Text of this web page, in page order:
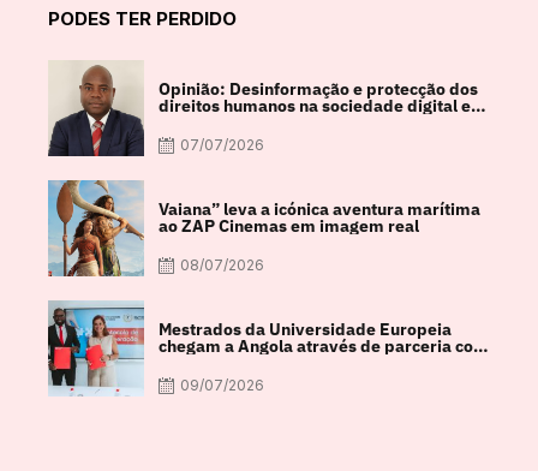
PODES TER PERDIDO
Opinião: Desinformação e protecção dos
direitos humanos na sociedade digital em
07/07/2026
Vaiana” leva a icónica aventura marítima
ao ZAP Cinemas em imagem real
08/07/2026
Mestrados da Universidade Europeia
chegam a Angola através de parceria com
09/07/2026